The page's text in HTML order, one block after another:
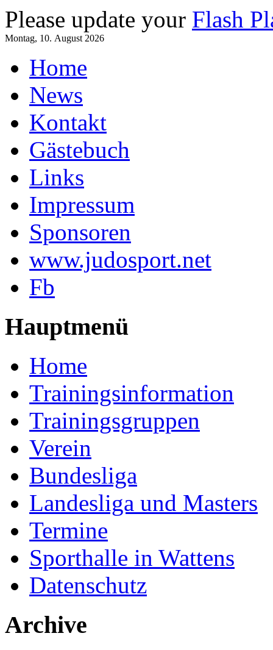
Please update your Flash
Montag, 10. August 2026
Home
News
Kontakt
Gästebuch
Links
Impressum
Sponsoren
www.judosport.net
Fb
Hauptmenü
Home
Trainingsinformation
Trainingsgruppen
Verein
Bundesliga
Landesliga und Masters
Termine
Sporthalle in Wattens
Datenschutz
Archive